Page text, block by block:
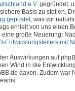
e.V. gegründet,
Basis zu stellen.
gepostet, was wir
erhielt von uns einen
große Neuerung:
Entwicklungsleiters mit
Auswirkungen auf
Wind in die
davon. Zudem war